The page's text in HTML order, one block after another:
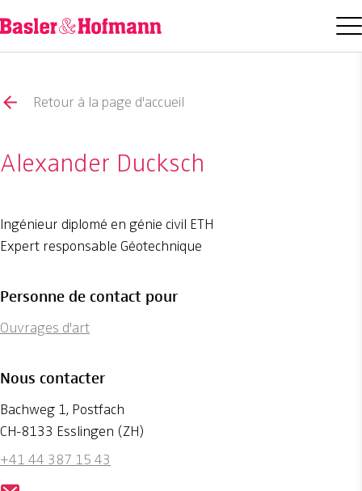
Retour à la page d'accueil
Alexander Ducksch
Ingénieur diplomé en génie civil ETH
Expert responsable Géotechnique
Personne de contact pour
Ouvrages d'art
Nous contacter
Bachweg 1, Postfach
CH-8133 Esslingen (ZH)
+41 44 387 15 43